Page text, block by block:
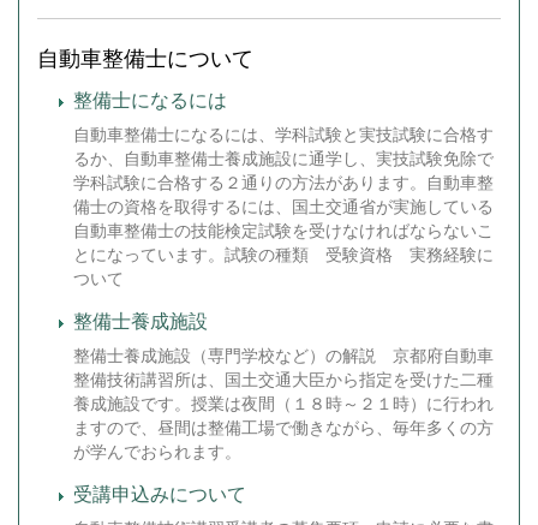
自動車整備士について
整備士になるには
自動車整備士になるには、学科試験と実技試験に合格す
るか、自動車整備士養成施設に通学し、実技試験免除で
学科試験に合格する２通りの方法があります。自動車整
備士の資格を取得するには、国土交通省が実施している
自動車整備士の技能検定試験を受けなければならないこ
とになっています。試験の種類 受験資格 実務経験に
ついて
整備士養成施設
整備士養成施設（専門学校など）の解説 京都府自動車
整備技術講習所は、国土交通大臣から指定を受けた二種
養成施設です。授業は夜間（１８時～２１時）に行われ
ますので、昼間は整備工場で働きながら、毎年多くの方
が学んでおられます。
受講申込みについて